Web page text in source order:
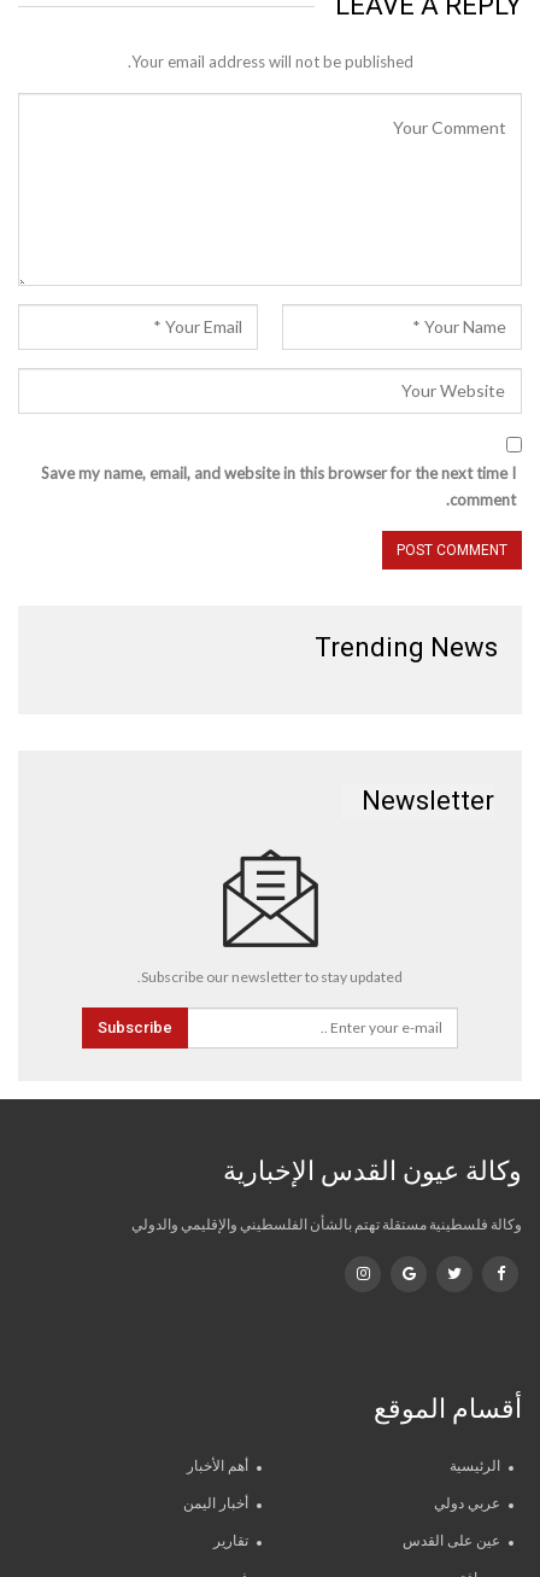
Your email address will not be published.
Save my name, email, and website in this browser for the next time I
comment.
Trending News
Newsletter
Subscribe our newsletter to stay updated.
Subscribe
وكالة عيون القدس الإخبارية
وكالة فلسطينية مستقلة تهتم بالشأن الفلسطيني والإقليمي والدولي
أقسام الموقع
الرئيسية أهم الأخبار
عربي دولي أخبار اليمن
عين على القدس تقارير